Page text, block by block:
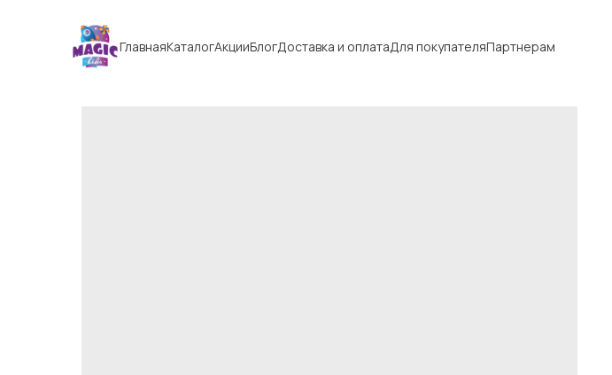
ГлавнаяКаталогАкцииБлогДоставка и оплатаДля покупателяПартнерам